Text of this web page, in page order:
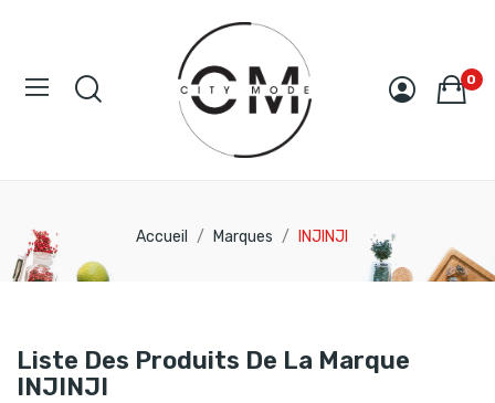
0
Accueil Marques INJINJI
Liste Des Produits De La Marque
INJINJI